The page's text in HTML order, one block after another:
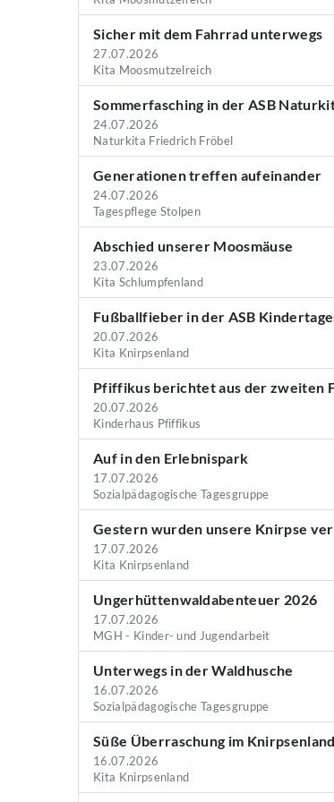
Sicher mit dem Fahrrad unterwegs
27.07.2026
Kita Moosmutzelreich
Sommerfasching in der ASB
24.07.2026
Naturkita Friedrich Fröbel
Generationen treffen aufeinander
24.07.2026
Tagespflege Stolpen
Abschied unserer Moosmäuse
23.07.2026
Kita Schlumpfenland
Fußballfieber in der ASB
20.07.2026
Kita Knirpsenland
Pfiffikus berichtet aus der zweiten
20.07.2026
Kinderhaus Pfiffikus
Auf in den Erlebnispark
17.07.2026
Sozialpädagogische Tagesgruppe
Gestern wurden unsere Knirpse
17.07.2026
Kita Knirpsenland
Ungerhüttenwaldabenteuer 2026
17.07.2026
MGH - Kinder- und Jugendarbeit
Unterwegs in der Waldhusche
16.07.2026
Sozialpädagogische Tagesgruppe
Süße Überraschung im Knirpsenland
16.07.2026
Kita Knirpsenland